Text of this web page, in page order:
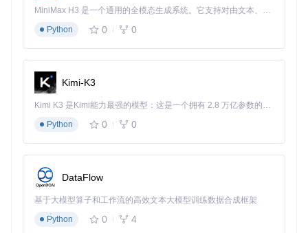
通过精心的代码优化和架构设计，notepad--实现了功能丰富
性能指标
notepa
d--
行业基准
值
VS Co
de
Notepad
++
启动时间
<1秒
内存占用
B
MB
220MB 45MB
大文件支
这种性能优势源于三大技术优化：基于Qt框架的高效UI渲染、
采用Scintilla编辑器组件的文本处理引擎、以及针对中文文本
MiniMax H3 是一个通用的全模态生成系统。它支持对由文本、图像、视频和音频组成的多模态上下文进行统一理解，并能生成分辨率高达 2K、时长可达 15 秒的带原生立体声音频的视频。得益于面向任务泛化的系统设计，H3 在预训练阶段就已具备广泛的多模态上下文理解与生成能力，能够出色地执行复杂的多模态指令。
Python
0 0
Kimi-K3
Kimi K3 是Kimi能力最强的模型：这是一个拥有 2.8 万亿参数的混合专家（MoE）模型，具备原生视觉理解能力，并支持 100 万 token 的上下文窗口。
Python
0 0
DataFlow
基于大模型算子和工作流的高效文本大模型训练数据合成框架
Python
0 4